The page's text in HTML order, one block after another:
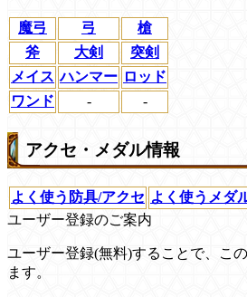
魔弓 弓
槍
斧
大剣
突剣
メイス ハンマー ロッド
ワンド
- -
アクセ・メダル情報
よく使う防具/アクセ よく使うメダ
ユーザー登録のご案内
ユーザー登録(無料)することで、こ
ます。